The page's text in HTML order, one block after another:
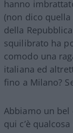
hanno
(non dico
della
squilibrato ha
comodo una
italiana ed
fino a Milano?
Abbiamo un bel
qui c’è